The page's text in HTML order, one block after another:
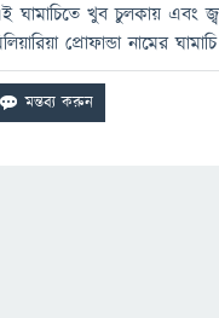
ঘামাচিতে খুব চুলকায় এবং
প্রোফান্ডা নামের